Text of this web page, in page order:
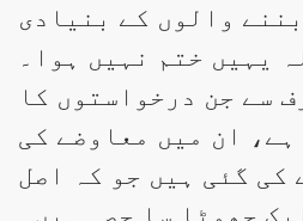
والوں کے بنیادی
یہیں ختم نہیں ہوا۔
سے جن درخواستوں کا
ہے، ان میں معاوضے کی
کی گئی ہیں جو کہ اصل
چھوٹا سا حصہ ہیں۔